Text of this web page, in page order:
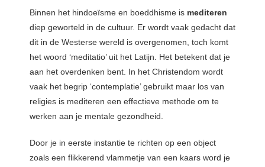
Binnen het hindoeïsme en boeddhisme is mediteren
diep geworteld in de cultuur. Er wordt vaak gedacht dat
dit in de Westerse wereld is overgenomen, toch komt
het woord ‘meditatio’ uit het Latijn. Het betekent dat je
aan het overdenken bent. In het Christendom wordt
vaak het begrip ‘contemplatie’ gebruikt maar los van
religies is mediteren een effectieve methode om te
werken aan je mentale gezondheid.
Door je in eerste instantie te richten op een object
zoals een flikkerend vlammetje van een kaars word je